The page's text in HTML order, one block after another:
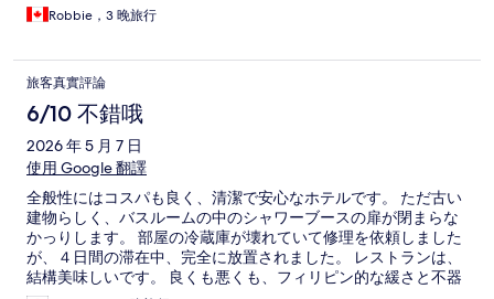
Robbie，3 晚旅行
旅客真實評論
6/10 不錯哦
2026 年 5 月 7 日
使用 Google 翻譯
全般性にはコスパも良く、清潔で安心なホテルです。 ただ古い
建物らしく、バスルームの中のシャワーブースの扉が閉まらな
かっりします。 部屋の冷蔵庫が壊れていて修理を依頼しました
が、４日間の滞在中、完全に放置されました。 レストランは、
結構美味しいです。 良くも悪くも、フィリピン的な緩さと不器